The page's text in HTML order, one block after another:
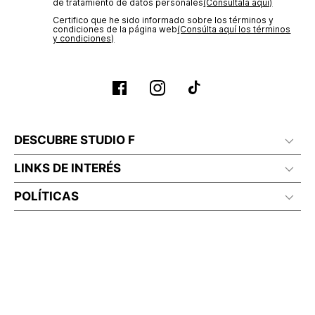
de tratamiento de datos personales‎(Consúltala aquí)
Certifico que he sido informado sobre los términos y
condiciones de la página web‎(Consúlta aquí los términos
y condiciones)
DESCUBRE STUDIO F
LINKS DE INTERÉS
POLÍTICAS